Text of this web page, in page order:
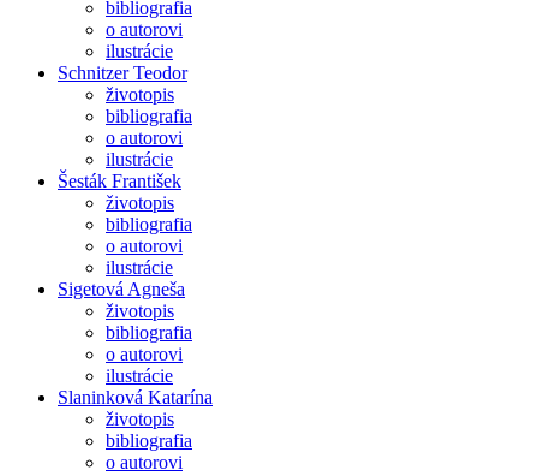
bibliografia
o autorovi
ilustrácie
Schnitzer Teodor
životopis
bibliografia
o autorovi
ilustrácie
Šesták František
životopis
bibliografia
o autorovi
ilustrácie
Sigetová Agneša
životopis
bibliografia
o autorovi
ilustrácie
Slaninková Katarína
životopis
bibliografia
o autorovi